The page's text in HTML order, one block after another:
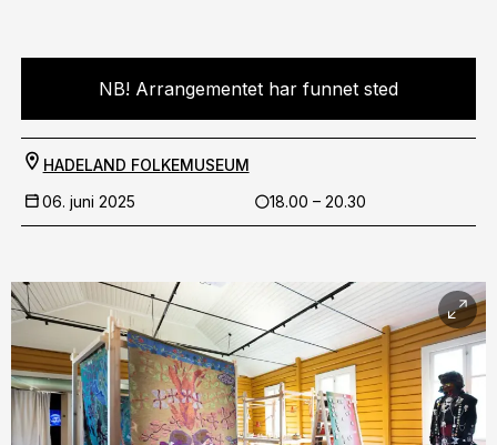
NB! Arrangementet har funnet sted
HADELAND FOLKEMUSEUM
06. juni 2025
18.00 – 20.30